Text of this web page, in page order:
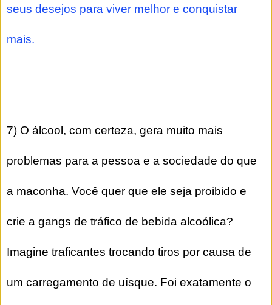
seus desejos para viver melhor e conquistar
mais.
7) O álcool, com certeza, gera muito mais
problemas para a pessoa e a sociedade do que
a maconha. Você quer que ele seja proibido e
crie a gangs de tráfico de bebida alcoólica?
Imagine traficantes trocando tiros por causa de
um carregamento de uísque. Foi exatamente o